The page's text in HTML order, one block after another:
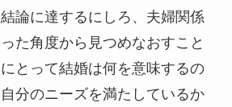
論に達するにしろ、夫婦関係
た角度から見つめなおすこと
とって結婚は何を意味するの
分のニーズを満たしているか